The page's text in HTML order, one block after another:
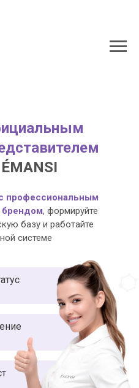
профессиональным
брендом, формируйте
базу и работайте
системе